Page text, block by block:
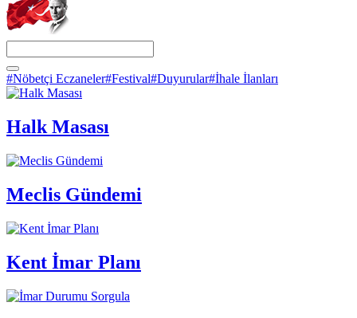
#Nöbetçi Eczaneler#Festival#Duyurular#İhale İlanları
Halk Masası
Meclis Gündemi
Kent İmar Planı